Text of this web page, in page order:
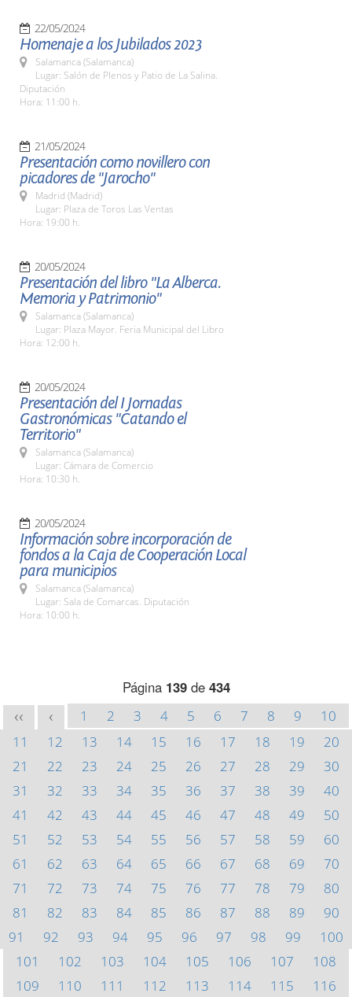
22/05/2024
Homenaje a los Jubilados 2023
Salamanca (Salamanca)
Lugar: Salón de Plenos y Patio de La Salina.
Diputación
Hora: 11:00 h.
21/05/2024
Presentación como novillero con
picadores de "Jarocho"
Madrid (Madrid)
Lugar: Plaza de Toros Las Ventas
Hora: 19:00 h.
20/05/2024
Presentación del libro "La Alberca.
Memoria y Patrimonio"
Salamanca (Salamanca)
Lugar: Plaza Mayor. Feria Municipal del Libro
Hora: 12:00 h.
20/05/2024
Presentación del I Jornadas
Gastronómicas "Catando el
Territorio"
Salamanca (Salamanca)
Lugar: Cámara de Comercio
Hora: 10:30 h.
20/05/2024
Información sobre incorporación de
fondos a la Caja de Cooperación Local
para municipios
Salamanca (Salamanca)
Lugar: Sala de Comarcas. Diputación
Hora: 10:00 h.
Página 139de 434
<< < 1 2 3 4 5 6 7 8 9
10
11
12 13 14 15 16 17 18 19
20
21
22 23 24 25 26 27 28 29
30
31
32 33 34 35 36 37 38 39
40
41
42 43 44 45 46 47 48 49
50
51
52 53 54 55 56 57 58 59
60
61
62 63 64 65 66 67 68 69
70
71
72 73 74 75 76 77 78 79
80
81
82 83 84 85 86 87 88 89
90
91
92 93 94 95 96 97 98 99
100
101
102 103 104 105 106 107
108
109
110 111 112 113 114 115
116